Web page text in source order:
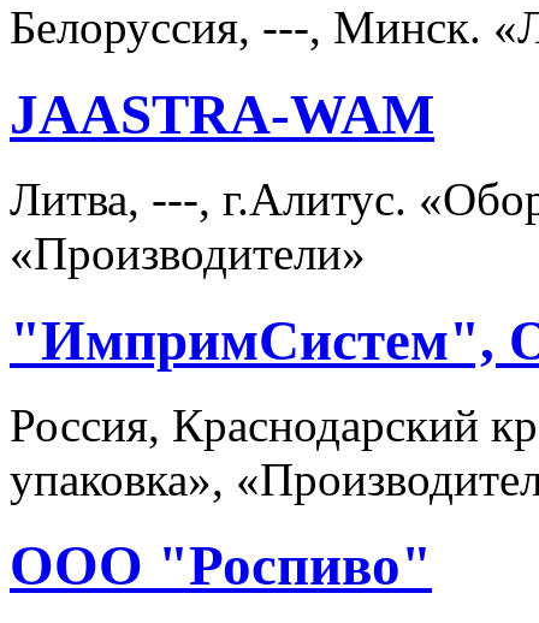
Белоруссия, ---, Минск.
JAASTRA-WAM
Литва, ---, г.Алитус.
«Производители»
"ИмпримСистем",
Россия, Краснодарский
упаковка»,
ООО "Роспиво"